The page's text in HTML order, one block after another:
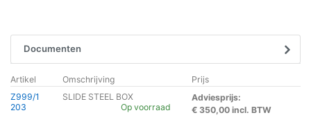
Documenten
Artikel Omschrijving
Prijs
Z999/1
203
SLIDE STEEL BOX
Op voorraad
Adviesprijs:
€ 350,00 incl. BTW